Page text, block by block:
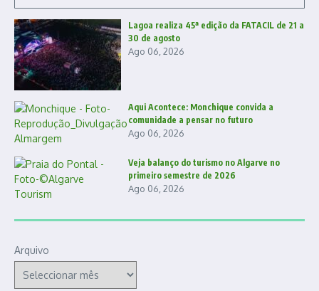
Lagoa realiza 45ª edição da FATACIL de 21 a
30 de agosto
Ago 06, 2026
Aqui Acontece: Monchique convida a
comunidade a pensar no futuro
Ago 06, 2026
Veja balanço do turismo no Algarve no
primeiro semestre de 2026
Ago 06, 2026
Arquivo